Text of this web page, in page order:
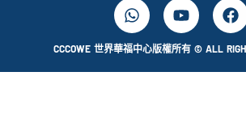
CCCOWE 世界華福中心版權所有 © ALL